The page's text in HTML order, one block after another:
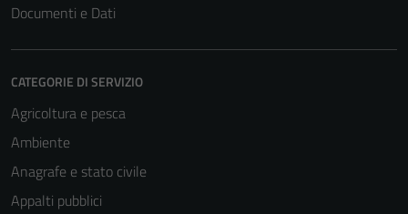
Documenti e Dati
CATEGORIE DI SERVIZIO
Agricoltura e pesca
Ambiente
Anagrafe e stato civile
Appalti pubblici